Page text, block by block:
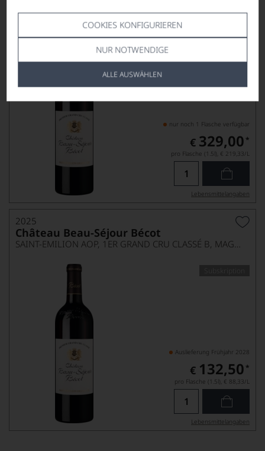
COOKIES KONFIGURIEREN
NUR NOTWENDIGE
ALLE AUSWÄHLEN
SAINT-EMILION AOP, GRAND CRU CLASSÉ B, MAGNUM
nur noch 1 Flasche verfügbar
€ 329,00 *
pro Flasche (1.5l), € 219,33/L
Lebensmittel­angaben
2025
Château Beau-Séjour Bécot
SAINT-EMILION AOP, 1ER GRAND CRU CLASSÉ B, MAGNUM
Auslieferung Frühjahr 2028
€ 132,50 *
pro Flasche (1.5l), € 88,33/L
Lebensmittel­angaben